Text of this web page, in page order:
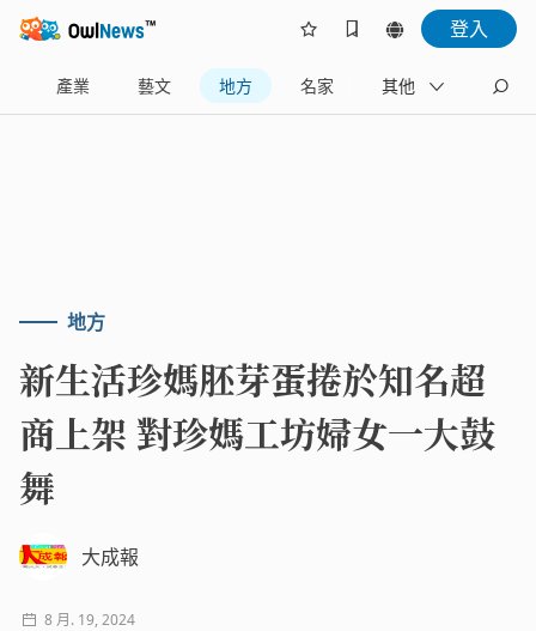
登入
產業 藝文 地方 名家 其他
地方
新生活珍媽胚芽蛋捲於知名超
商上架 對珍媽工坊婦女一大鼓
舞
大成報
8 月. 19, 2024